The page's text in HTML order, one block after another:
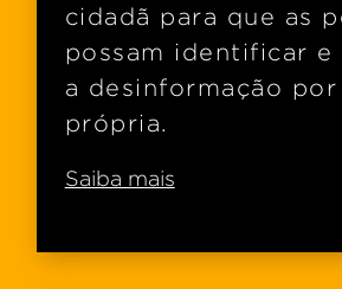
cidadã para que as
possam identificar e
a desinformação
própria.
Saiba mais